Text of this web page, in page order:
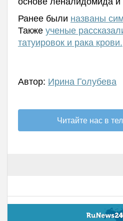
Ранее были названы
Такжеученые
татуировок и рака крови.
Автор: Ирина Голубева
Читайте нас в